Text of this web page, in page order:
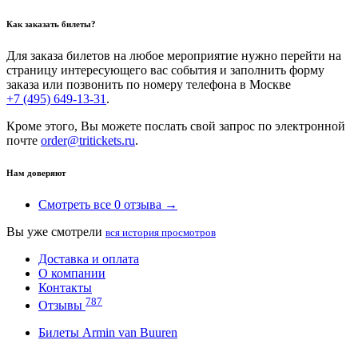
Как заказать билеты?
Для заказа билетов на любое мероприятие нужно перейти на
страницу интересующего вас события и заполнить форму
заказа или позвонить по номеру телефона в Москве
+7 (495) 649-13-31 .
Кроме этого, Вы можете послать свой запрос по электронной
почте order@tritickets.ru.
Нам доверяют
Смотреть все 0 отзыва →
Вы уже смотрели вся история просмотров
Доставка и оплата
О компании
Контакты
Отзывы 787
Билеты Armin van Buuren